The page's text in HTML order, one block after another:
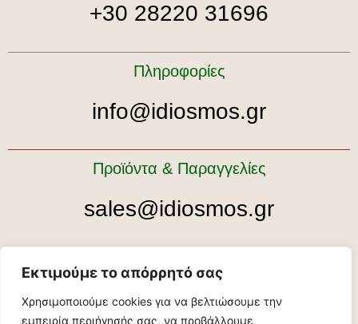
Εκτιμούμε το απόρρητό σας
Χρησιμοποιούμε cookies για να βελτιώσουμε την
εμπειρία περιήγησής σας, να προβάλλουμε
+30 28220 31696
Πληροφορίες
info@idiosmos.gr
Προϊόντα & Παραγγελίες
sales@idiosmos.gr
Ραντεβού για ξενάγηση
tour@idiosmos.gr